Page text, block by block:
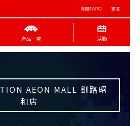
有關TAITO 語言
產品一覽 活動
AEON MALL 釧路昭
和店